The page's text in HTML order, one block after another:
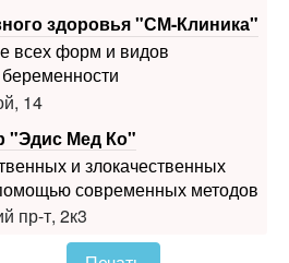
14
"Эдис Мед Ко"
и злокачественных
пр-т, 2к3
Печать